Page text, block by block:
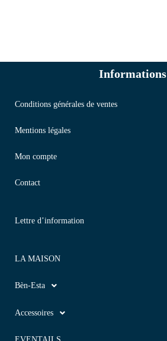
Informations
Conditions générales de ventes
Mentions légales
Mon compte
Contact
Lettre d’information
LA MAISON
Bèn-Esta
Accessoires